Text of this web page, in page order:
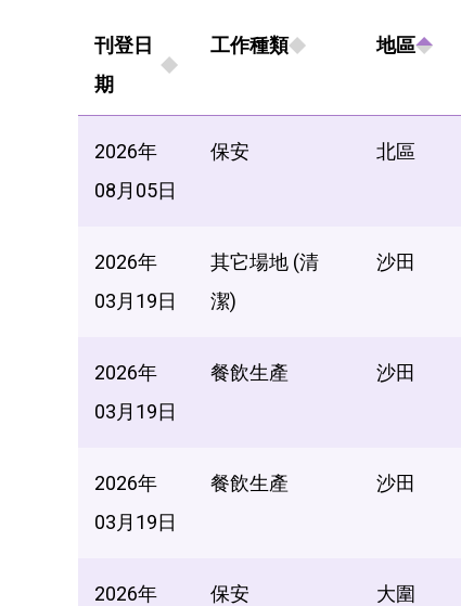
刊登日
期
工作種類 地區
2026年
08月05日
保安 北區
2026年
03月19日
其它場地 (清
潔)
沙田
2026年
03月19日
餐飲生產 沙田
2026年
03月19日
餐飲生產 沙田
2026年
保安 大圍